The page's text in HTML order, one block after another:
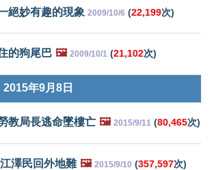
絕妙有趣的現象 2009/10/6 (22,199次)
的狗尾巴 🖼️ 2009/10/1 (21,102次)
2015年9月8日
教局長逃命墜樓亡 🖼️ 2015/9/11 (80,465次)
澤民回外地難 🖼️ 2015/9/10 (357,597次)